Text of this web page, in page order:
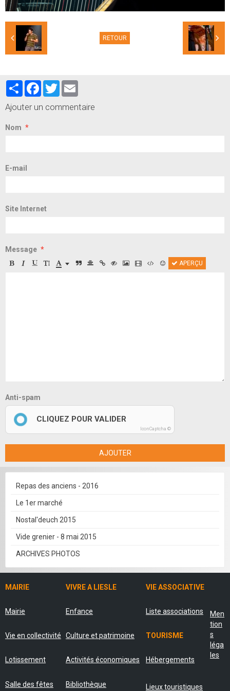
RETOUR
PartagerFacebook
Twitter
Ajouter un commentaire
Nom
E-mail
Site Internet
Message
APERÇU
Anti-spam
CLIQUEZ POUR VALIDER
IconCaptcha ©
AJOUTER
Repas des anciens - 2016
Le 1er marché
Nostal'deuch 2015
Vide grenier - 8 mai 2015
ARCHIVES PHOTOS
MAIRIE VIVRE A LIESLE VIE ASSOCIATIVE
Mairie Enfance Liste associations
Vie en collectivité Culture et patrimoine TOURISME
Lotissement Activités économiques Hébergements
Salle des fêtes Bibliothèque Lieux touristiques
Men
tion
s
léga
les